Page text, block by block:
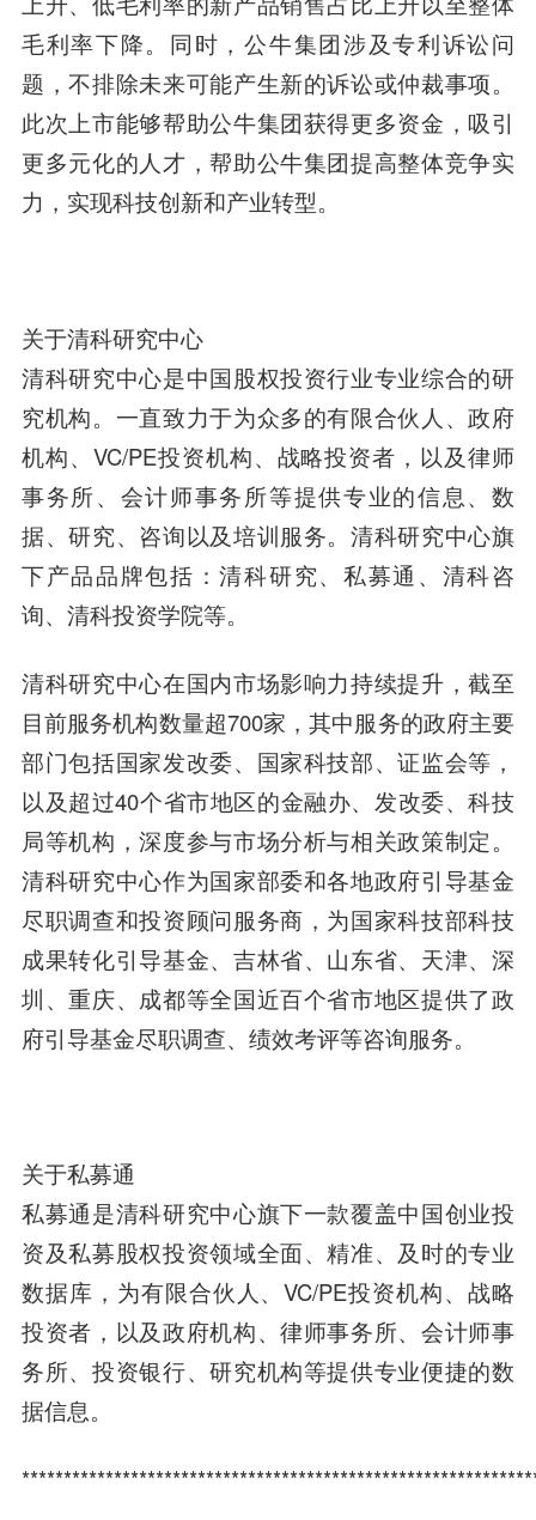
毛利率下降。同时，公牛集团涉及专利诉讼问
题，不排除未来可能产生新的诉讼或仲裁事项。
此次上市能够帮助公牛集团获得更多资金，吸引
更多元化的人才，帮助公牛集团提高整体竞争实
力，实现科技创新和产业转型。
关于清科研究中心
清科研究中心是中国股权投资行业专业综合的研
究机构。一直致力于为众多的有限合伙人 、政府
机构、VC/PE投资机构、战略投资者，以及律师
事务所、会计师事务所等提供专业的信息、数
据、研究、咨询以及培训服务。清科研究中心旗
下产品品牌包括：清科研究、私募通、清科咨
询、清科投资学院等。
清科研究中心在国内市场影响力持续提升，截至
目前服务机构数量超700家，其中服务的政府主要
部门包括国家发改委、国家科技部、证监会等，
以及超过40个省市地区的金融办、发改委、科技
局等机构，深度参与市场分析与相关政策制定。
清科研究中心作为国家部委和各地政府引导基金
尽职调查和投资顾问服务商，为国家科技部科技
成果转化引导基金、吉林省、山东省、天津、深
圳、重庆、成都等全国近百个省市地区提供了政
府引导基金尽职调查、绩效考评等咨询服务。
关于私募通
私募通是清科研究中心旗下一款覆盖中国创业投
资及私募股权投资领域全面、精准、及时的专业
数据库，为有限合伙人、VC/PE投资机构、战略
投资者，以及政府机构、律师事务所、会计师事
务所、投资银行、研究机构等提供专业便捷的数
据信息。